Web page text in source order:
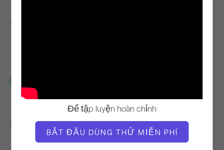
Để tập luyện hoàn chỉnh
BẮT ĐẦU DÙNG THỬ MIỄN PHÍ
GIÁO VIÊN
Teresa Shupe
THIẾT BỊ CẦN THIẾT
TÌM LỚP HỌC TƯƠNG TỰ CHO
Trung cấp
20 - 30 phút Thảm